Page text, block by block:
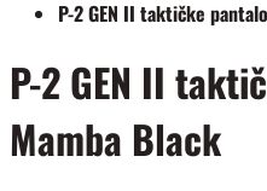
P-2 GEN II taktičke
P-2 GEN II
Mamba Black